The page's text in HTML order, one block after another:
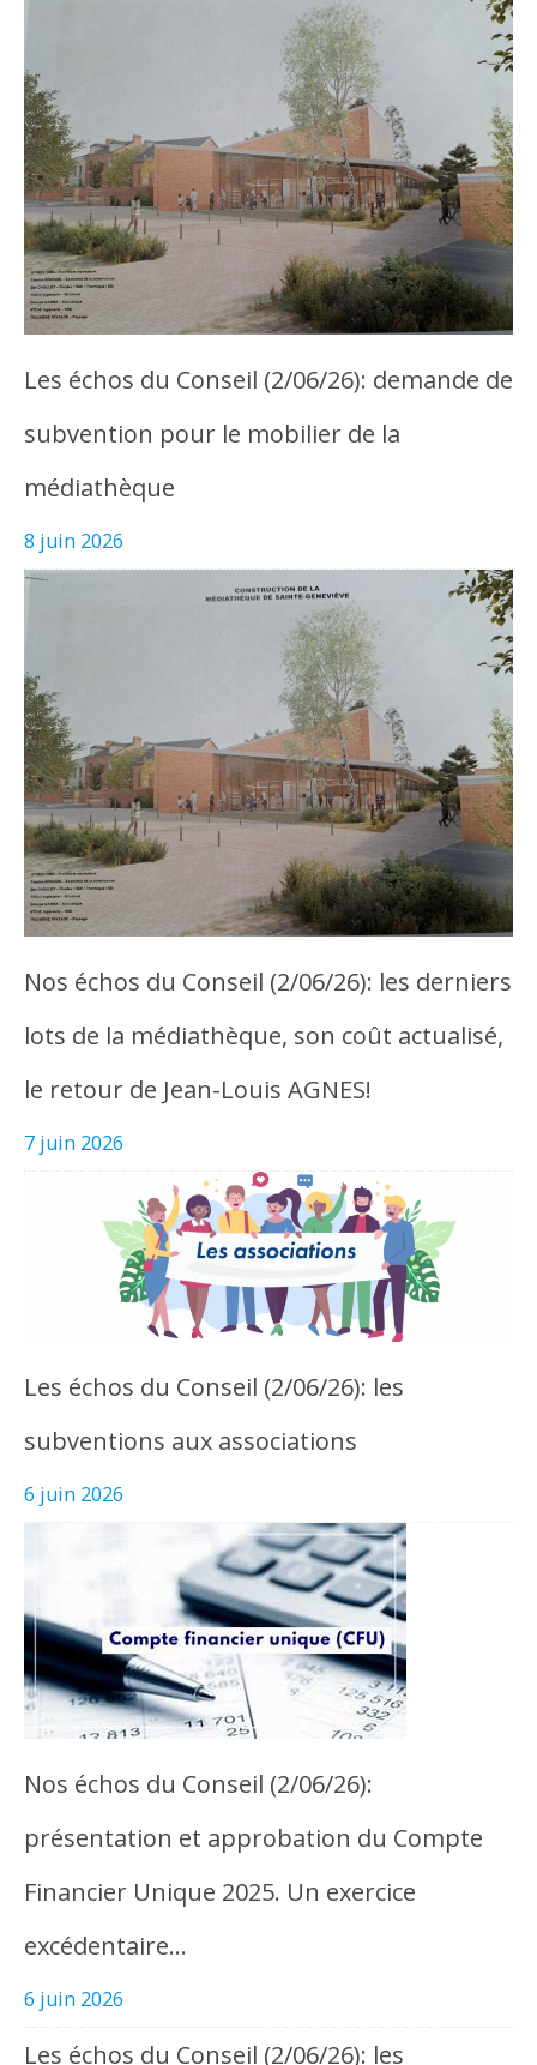
Les échos du Conseil (2/06/26): demande de
subvention pour le mobilier de la
médiathèque
8 juin 2026
Nos échos du Conseil (2/06/26): les derniers
lots de la médiathèque, son coût actualisé,
le retour de Jean-Louis AGNES!
7 juin 2026
Les échos du Conseil (2/06/26): les
subventions aux associations
6 juin 2026
Nos échos du Conseil (2/06/26):
présentation et approbation du Compte
Financier Unique 2025. Un exercice
excédentaire…
6 juin 2026
Les échos du Conseil (2/06/26): les